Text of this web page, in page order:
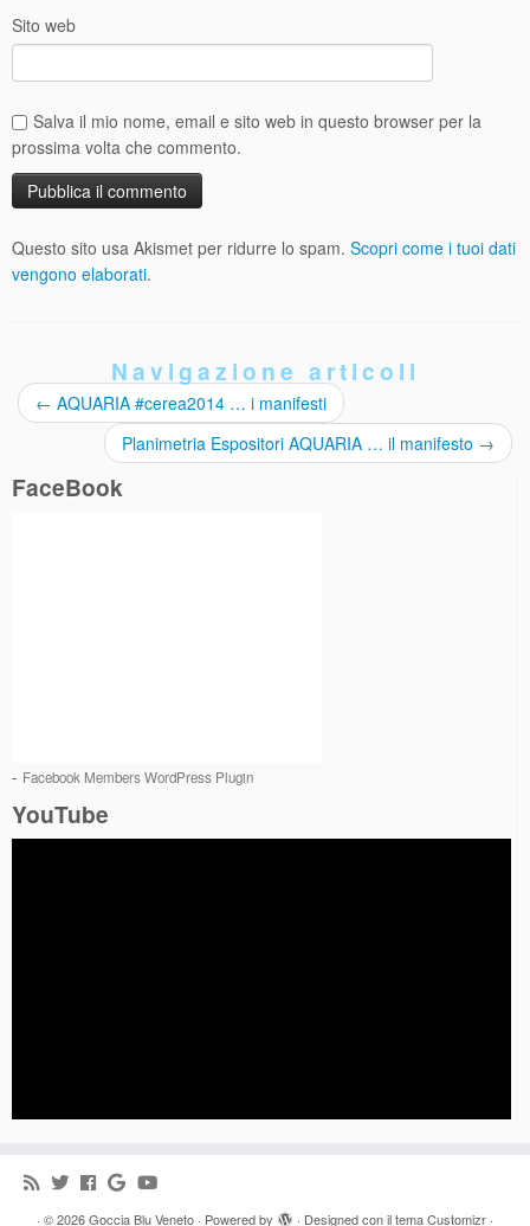
Sito web
Salva il mio nome, email e sito web in questo browser per la
prossima volta che commento.
Questo sito usa Akismet per ridurre lo spam. Scopri come i tuoi dati
vengono elaborati.
Navigazione articoli
← AQUARIA #cerea2014 … i manifesti
Planimetria Espositori AQUARIA … il manifesto →
FaceBook
- Facebook Members WordPress Plugin
YouTube
· © 2026Goccia Blu Veneto · Powered by · Designed con iltema Customizr ·